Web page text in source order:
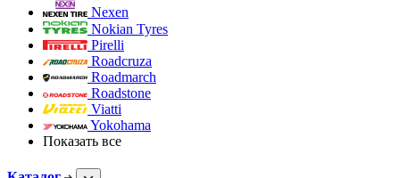
Nexen
Nokian Tyres
Pirelli
Roadcruza
Roadmarch
Roadstone
Viatti
Yokohama
Показать все